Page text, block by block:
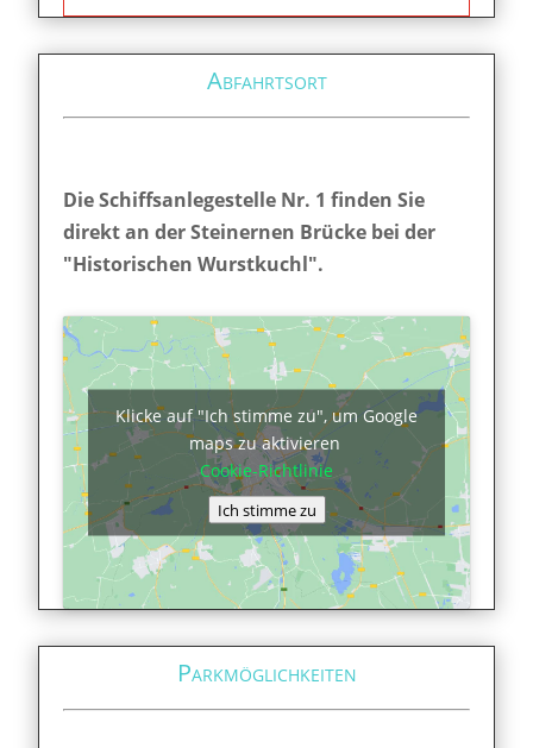
Abfahrtsort
Die Schiffsanlegestelle Nr. 1 finden Sie
direkt an der Steinernen Brücke bei der
"Historischen Wurstkuchl".
Klicke auf "Ich stimme zu", um Google
maps zu aktivieren
Cookie-Richtlinie
Ich stimme zu
Parkmöglichkeiten